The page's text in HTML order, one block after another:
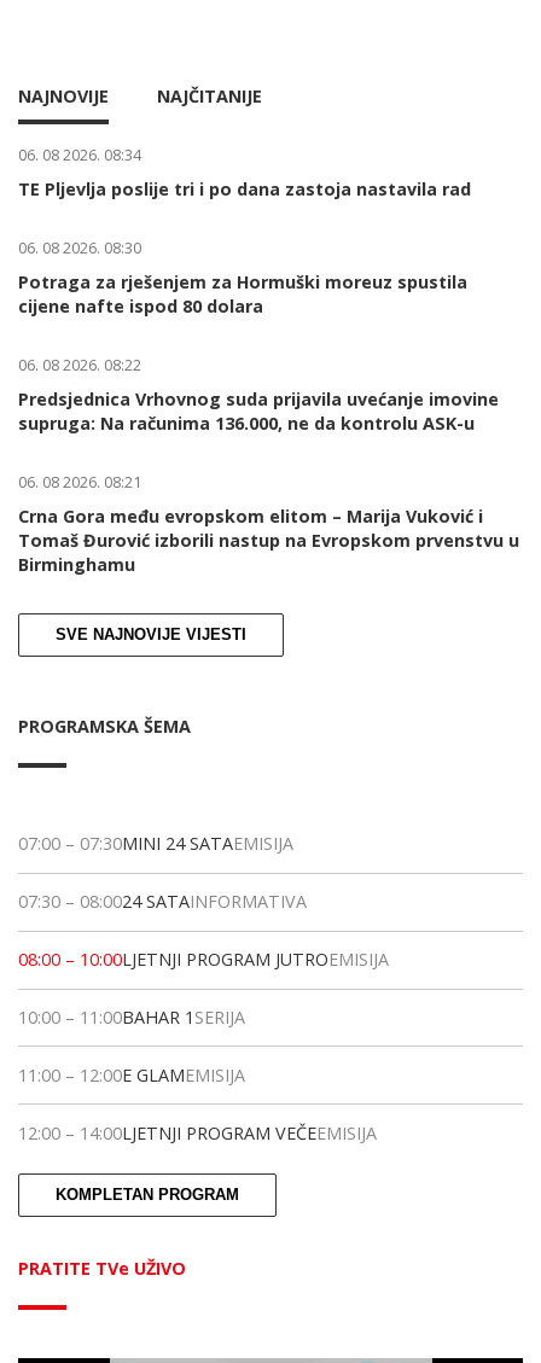
NAJNOVIJE NAJČITANIJE
06. 08 2026. 08:34
TE Pljevlja poslije tri i po dana zastoja nastavila rad
06. 08 2026. 08:30
Potraga za rješenjem za Hormuški moreuz spustila
cijene nafte ispod 80 dolara
06. 08 2026. 08:22
Predsjednica Vrhovnog suda prijavila uvećanje imovine
supruga: Na računima 136.000, ne da kontrolu ASK-u
06. 08 2026. 08:21
Crna Gora među evropskom elitom – Marija Vuković i
Tomaš Đurović izborili nastup na Evropskom prvenstvu u
Birminghamu
SVE NAJNOVIJE VIJESTI
PROGRAMSKA ŠEMA
07:00 – 07:30MINI 24 SATAEMISIJA
07:30 – 08:0024 SATAINFORMATIVA
08:00 – 10:00LJETNJI PROGRAM JUTROEMISIJA
10:00 – 11:00BAHAR 1 SERIJA
11:00 – 12:00E GLAMEMISIJA
12:00 – 14:00LJETNJI PROGRAM VEČEEMISIJA
KOMPLETAN PROGRAM
PRATITE TVe UŽIVO